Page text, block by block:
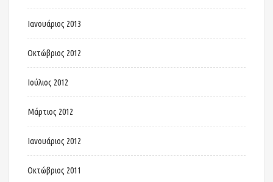
Ιανουάριος 2013
Οκτώβριος 2012
Ιούλιος 2012
Μάρτιος 2012
Ιανουάριος 2012
Οκτώβριος 2011